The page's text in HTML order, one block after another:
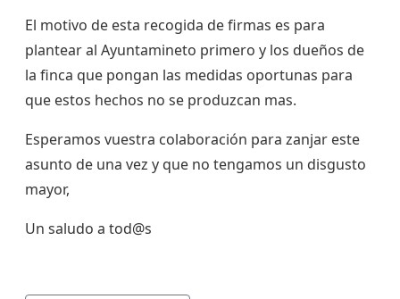
El motivo de esta recogida de firmas es para
plantear al Ayuntamineto primero y los dueños de
la finca que pongan las medidas oportunas para
que estos hechos no se produzcan mas.
Esperamos vuestra colaboración para zanjar este
asunto de una vez y que no tengamos un disgusto
mayor,
Un saludo a tod@s